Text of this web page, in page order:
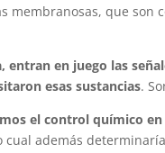
membranosas, que son
entran en juego las
esas sustancias.
el control químico
cual además